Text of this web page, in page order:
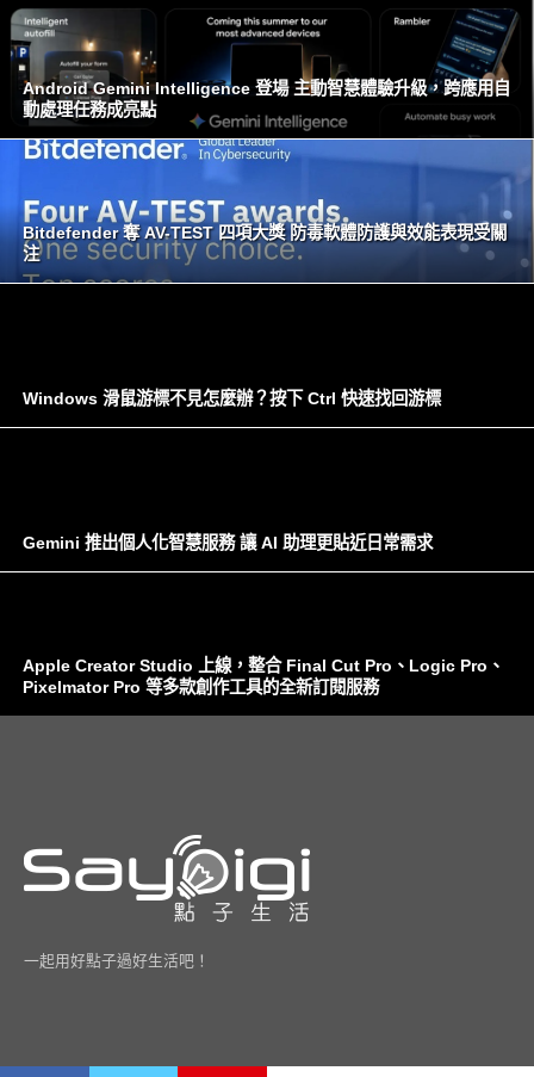
Android Gemini Intelligence 登場 主動智慧體驗升級，跨應用自
動處理任務成亮點
Bitdefender 奪 AV-TEST 四項大獎 防毒軟體防護與效能表現受關
注
Windows 滑鼠游標不見怎麼辦？按下 Ctrl 快速找回游標
Gemini 推出個人化智慧服務 讓 AI 助理更貼近日常需求
Apple Creator Studio 上線，整合 Final Cut Pro、Logic Pro、
Pixelmator Pro 等多款創作工具的全新訂閱服務
一起用好點子過好生活吧！